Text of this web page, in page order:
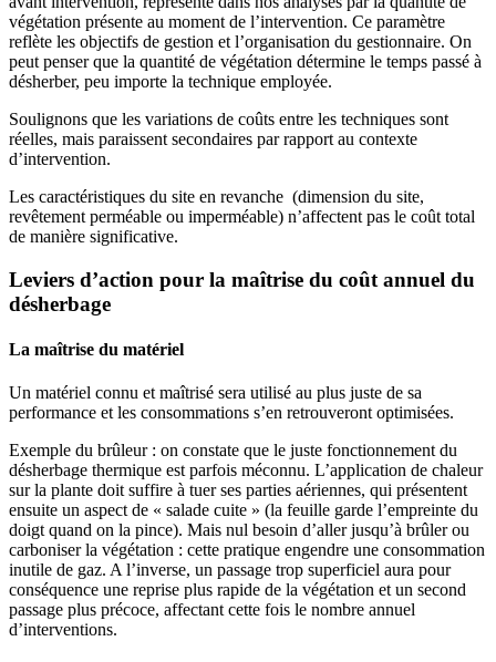
végétation présente au moment de l’intervention. Ce paramètre
reflète les objectifs de gestion et l’organisation du gestionnaire. On
peut penser que la quantité de végétation détermine le temps passé à
désherber, peu importe la technique employée.
Soulignons que les variations de coûts entre les techniques sont
réelles, mais paraissent secondaires par rapport au contexte
d’intervention.
Les caractéristiques du site en revanche (dimension du site,
revêtement perméable ou imperméable) n’affectent pas le coût total
de manière significative.
Leviers d’action pour la maîtrise du coût annuel du
désherbage
La maîtrise du matériel
Un matériel connu et maîtrisé sera utilisé au plus juste de sa
performance et les consommations s’en retrouveront optimisées.
Exemple du brûleur : on constate que le juste fonctionnement du
désherbage thermique est parfois méconnu. L’application de chaleur
sur la plante doit suffire à tuer ses parties aériennes, qui présentent
ensuite un aspect de « salade cuite » (la feuille garde l’empreinte du
doigt quand on la pince). Mais nul besoin d’aller jusqu’à brûler ou
carboniser la végétation : cette pratique engendre une consommation
inutile de gaz. A l’inverse, un passage trop superficiel aura pour
conséquence une reprise plus rapide de la végétation et un second
passage plus précoce, affectant cette fois le nombre annuel
d’interventions.